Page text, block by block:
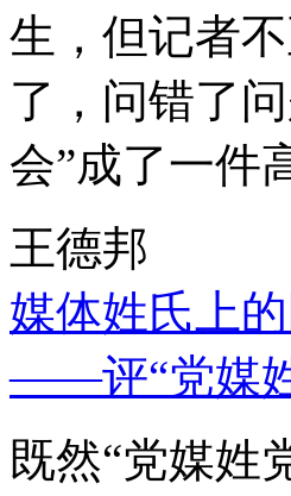
生，但记者
了，问错了
会”成了一件
王德邦
媒体姓氏上
——评“党媒
既然“党媒姓